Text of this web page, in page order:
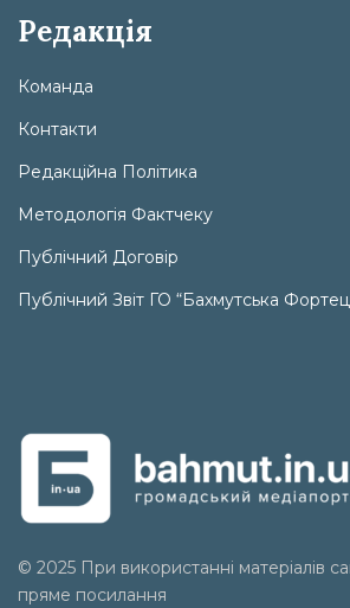
Редакція
Команда
Контакти
Редакційна Політика
Методологія Фактчеку
Публічний Договір
Публічний Звіт ГО “Бахмутська
© 2025 При використанні матеріалів
пряме посилання